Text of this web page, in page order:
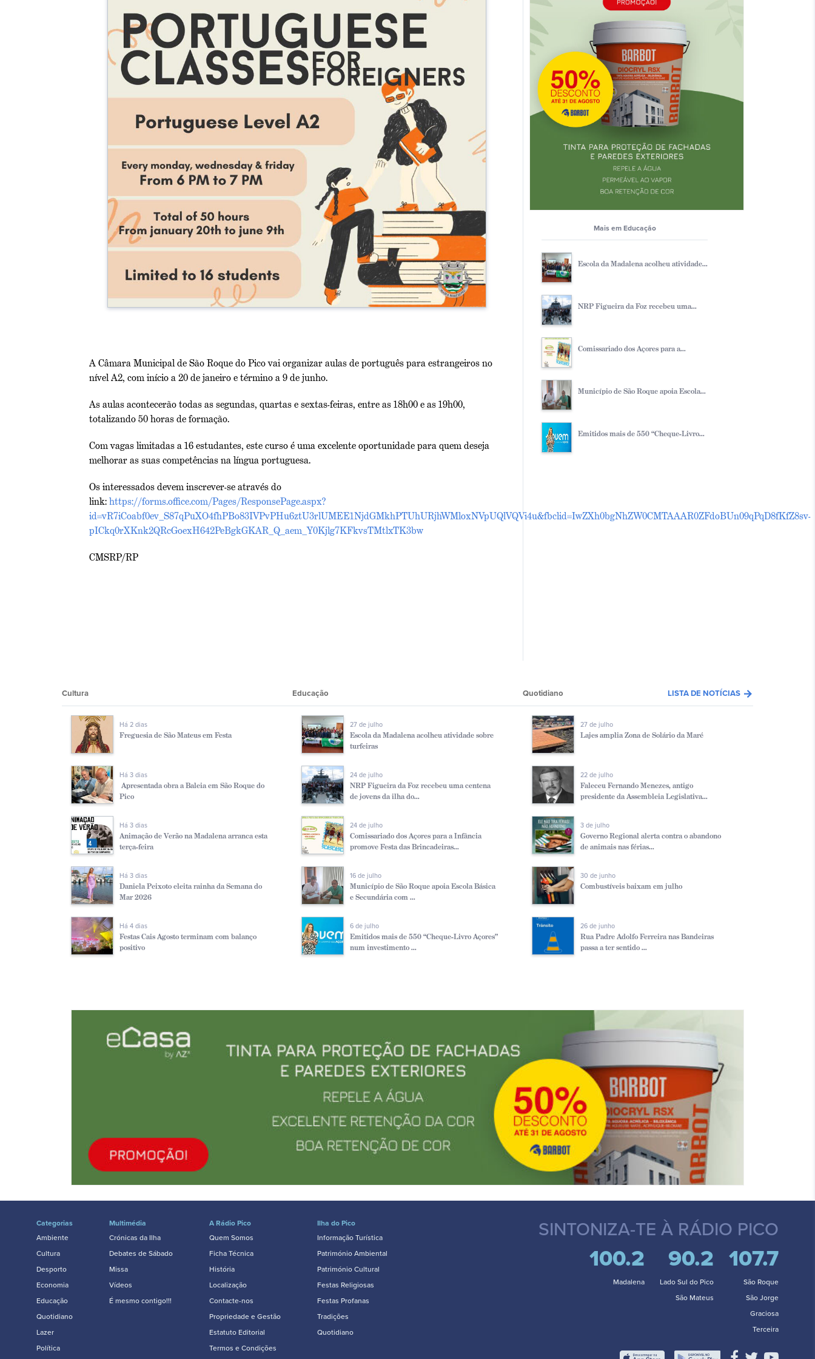
A Câmara Municipal de São Roque do Pico vai organizar aulas de português para estrangeiros no
nível A2, com início a 20 de janeiro e término a 9 de junho.
As aulas acontecerão todas as segundas, quartas e sextas-feiras, entre as 18h00 e as 19h00,
totalizando 50 horas de formação.
Com vagas limitadas a 16 estudantes, este curso é uma excelente oportunidade para quem deseja
melhorar as suas competências na língua portuguesa.
Os interessados devem inscrever-se através do
link:https://forms.office.com/Pages/ResponsePage.aspx?
id=vR7iCoabf0ev_S87qPuXO4fhPBo83IVPvPHu6ztU3rlUMEE1NjdGMkhPTUhURjhWMloxNVpUQlVQVi4u&fbclid=IwZXh0bgNhZW0CMTAAAR0ZFdoBUn09qPqD8fKfZ8sv-
pICkq0rXKnk2QRcGoexH642PeBgkGKAR_Q_aem_Y0Kjlg7KFkvsTMtlxTK3bw
CMSRP/RP
Mais em Educação
Escola da Madalena acolheu atividade...
NRP Figueira da Foz recebeu uma...
Comissariado dos Açores para a...
Município de São Roque apoia Escola...
Emitidos mais de 550 “Cheque-Livro...
Cultura Educação Quotidiano LISTA DE NOTÍCIAS arrow_forward
Há 2 dias
Freguesia de São Mateus em Festa
Há 3 dias
Apresentada obra a Baleia em São Roque do
Pico
Há 3 dias
Animação de Verão na Madalena arranca esta
terça-feira
Há 3 dias
Daniela Peixoto eleita rainha da Semana do
Mar 2026
Há 4 dias
Festas Cais Agosto terminam com balanço
positivo
27 de julho
Escola da Madalena acolheu atividade sobre
turfeiras
24 de julho
NRP Figueira da Foz recebeu uma centena
de jovens da ilha do...
24 de julho
Comissariado dos Açores para a Infância
promove Festa das Brincadeiras...
16 de julho
Município de São Roque apoia Escola Básica
e Secundária com ...
6 de julho
Emitidos mais de 550 “Cheque-Livro Açores”
num investimento ...
27 de julho
Lajes amplia Zona de Solário da Maré
22 de julho
Faleceu Fernando Menezes, antigo
presidente da Assembleia Legislativa...
3 de julho
Governo Regional alerta contra o abandono
de animais nas férias...
30 de junho
Combustíveis baixam em julho
26 de junho
Rua Padre Adolfo Ferreira nas Bandeiras
passa a ter sentido ...
Categorias
Ambiente
Cultura
Desporto
Economia
Educação
Quotidiano
Lazer
Política
Multimédia
Crónicas da Ilha
Debates de Sábado
Missa
Vídeos
É mesmo contigo!!!
A Rádio Pico
Quem Somos
Ficha Técnica
História
Localização
Contacte-nos
Propriedade e Gestão
Estatuto Editorial
Termos e Condições
Ilha do Pico
Informação Turística
Património Ambiental
Património Cultural
Festas Religiosas
Festas Profanas
Tradições
Quotidiano
SINTONIZA-TE À RÁDIO PICO
100.2
Madalena
90.2
Lado Sul do Pico
São Mateus
107.7
São Roque
São Jorge
Graciosa
Terceira